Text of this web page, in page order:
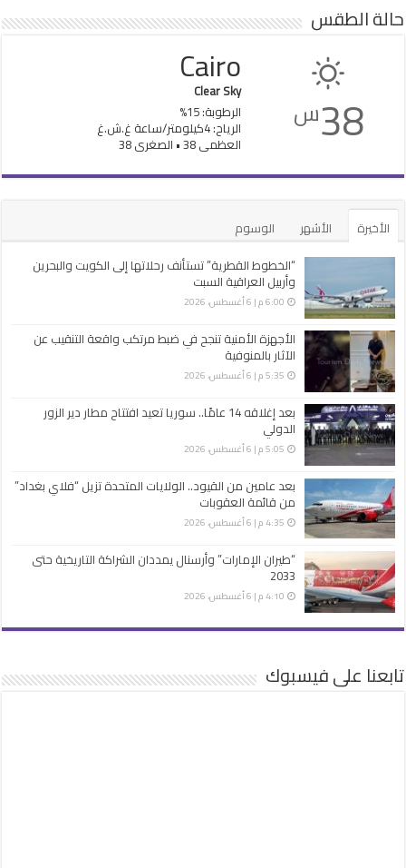
حالة الطقس
38س
Cairo
Clear Sky
الرطوبة: 15%
الرياح: 4كيلومتر/ساعة غ.ش.غ
العظمى 38 • الصغرى 38
الأخيرة الأشهر
الوسوم
“الخطوط القطرية” تستأنف رحلاتها إلى الكويت والبحرين
وأربيل العراقية السبت
6:00 م | 6 أغسطس، 2026
الأجهزة الأمنية تنجح في ضبط مرتكب واقعة التنقيب عن
الآثار بالمنوفية
5:35 م | 6 أغسطس، 2026
بعد إغلاقه 14 عامًا.. سوريا تعيد افتتاح مطار دير الزور
الدولي
5:05 م | 6 أغسطس، 2026
بعد عامين من القيود.. الولايات المتحدة تزيل “فلاي بغداد”
من قائمة العقوبات
4:35 م | 6 أغسطس، 2026
“طيران الإمارات” وأرسنال يمددان الشراكة التاريخية حتى
2033
4:10 م | 6 أغسطس، 2026
تابعنا على فيسبوك